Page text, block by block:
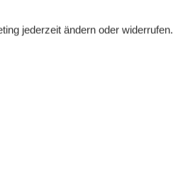
jederzeit ändern oder widerrufen.